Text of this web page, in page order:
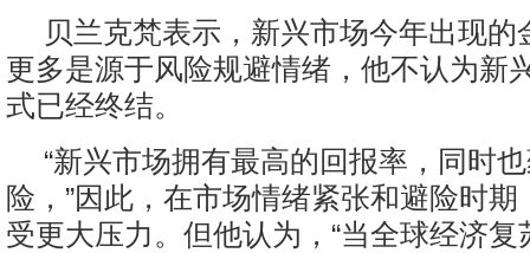
贝兰克梵表示，新兴市场今年出现的
更多是源于风险规避情绪，他不认为新
式已经终结。
“新兴市场拥有最高的回报率，同时
险，”因此，在市场情绪紧张和避险时
受更大压力。但他认为，“当全球经济